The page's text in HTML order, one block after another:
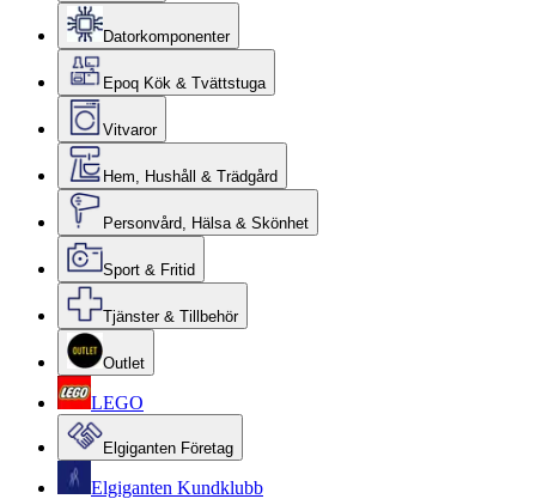
Datorkomponenter
Epoq Kök & Tvättstuga
Vitvaror
Hem, Hushåll & Trädgård
Personvård, Hälsa & Skönhet
Sport & Fritid
Tjänster & Tillbehör
Outlet
LEGO
Elgiganten Företag
Elgiganten Kundklubb